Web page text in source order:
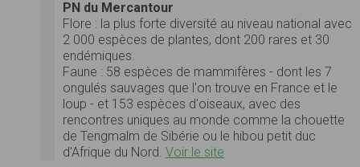
PN du Mercantour
Flore : la plus forte diversité au niveau national avec
2 000 espèces de plantes, dont 200 rares et 30
endémiques.
Faune : 58 espèces de mammifères - dont les 7
ongulés sauvages que l'on trouve en France et le
loup - et 153 espèces d'oiseaux, avec des
rencontres uniques au monde comme la chouette
de Tengmalm de Sibérie ou le hibou petit duc
d'Afrique du Nord. Voir le site